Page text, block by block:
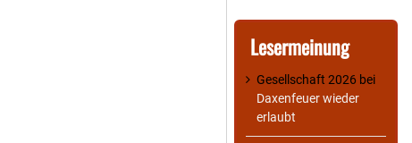
Lesermeinung
Gesellschaft 2026 bei
Daxenfeuer wieder
erlaubt